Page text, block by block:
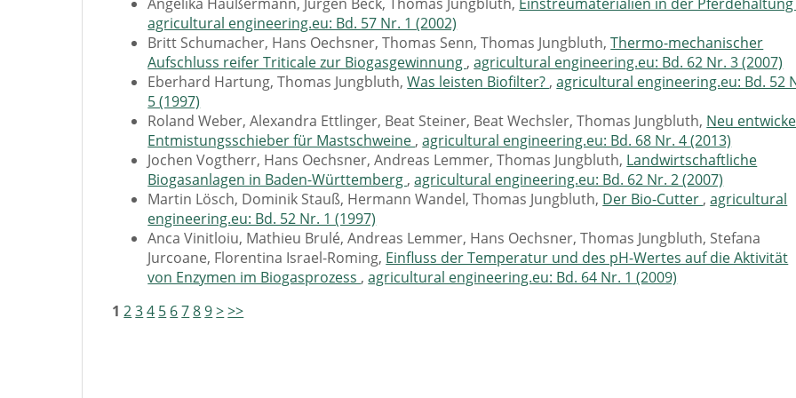
agricultural engineering.eu: Bd. 57 Nr. 1 (2002)
Britt Schumacher, Hans Oechsner, Thomas Senn, Thomas Jungbluth,Thermo-mechanischer
Aufschluss reifer Triticale zur Biogasgewinnung ,agricultural engineering.eu: Bd. 62 Nr. 3 (2007)
Eberhard Hartung, Thomas Jungbluth,Was leisten Biofilter? ,agricultural engineering.eu: Bd. 52
5 (1997)
Roland Weber, Alexandra Ettlinger, Beat Steiner, Beat Wechsler, Thomas Jungbluth, Neu
Entmistungsschieber für Mastschweine ,agricultural engineering.eu: Bd. 68 Nr. 4 (2013)
Jochen Vogtherr, Hans Oechsner, Andreas Lemmer, Thomas Jungbluth, Landwirtschaftliche
Biogasanlagen in Baden-Württemberg ,agricultural engineering.eu: Bd. 62 Nr. 2 (2007)
Martin Lösch, Dominik Stauß, Hermann Wandel, Thomas Jungbluth, Der Bio-Cutter ,agricultural
engineering.eu: Bd. 52 Nr. 1 (1997)
Anca Vinitloiu, Mathieu Brulé, Andreas Lemmer, Hans Oechsner, Thomas Jungbluth, Stefana
Jurcoane, Florentina Israel-Roming, Einfluss der Temperatur und des pH-Wertes auf die Aktivität
von Enzymen im Biogasprozess ,agricultural engineering.eu: Bd. 64 Nr. 1 (2009)
1 234 5 6789>>>